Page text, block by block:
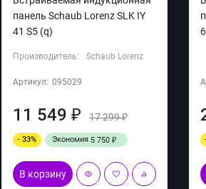
панель Schaub Lorenz SLK IY
41 S5 (q)
Производитель: Schaub Lorenz
Артикул: 095029
11 549 ₽ 17 299₽
- 33% Экономия 5 750 ₽
В корзину